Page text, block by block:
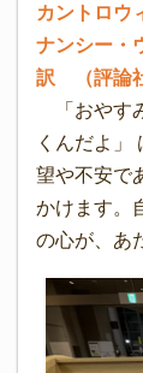
カントロウ
ナンシー・
訳 （評論
「おやす
くんだよ」
望や不安で
かけます。
の心が、あ